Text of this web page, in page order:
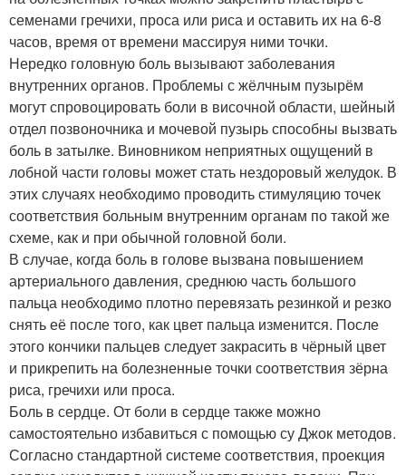
семенами гречихи, проса или риса и оставить их на 6-8
часов, время от времени массируя ними точки.
Нередко головную боль вызывают заболевания
внутренних органов. Проблемы с жёлчным пузырём
могут спровоцировать боли в височной области, шейный
отдел позвоночника и мочевой пузырь способны вызвать
боль в затылке. Виновником неприятных ощущений в
лобной части головы может стать нездоровый желудок. В
этих случаях необходимо проводить стимуляцию точек
соответствия больным внутренним органам по такой же
схеме, как и при обычной головной боли.
В случае, когда боль в голове вызвана повышением
артериального давления, среднюю часть большого
пальца необходимо плотно перевязать резинкой и резко
снять её после того, как цвет пальца изменится. После
этого кончики пальцев следует закрасить в чёрный цвет
и прикрепить на болезненные точки соответствия зёрна
риса, гречихи или проса.
Боль в сердце. От боли в сердце также можно
самостоятельно избавиться с помощью су Джок методов.
Согласно стандартной системе соответствия, проекция